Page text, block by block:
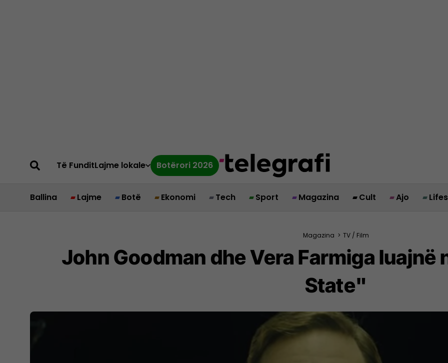
Të FunditLajme lokale Botërori 2026
Ballina Lajme Botë Ekonomi Tech Sport Magazina Cult Ajo
Magazina > TV / Film
John Goodman dhe Vera Farmiga
State"